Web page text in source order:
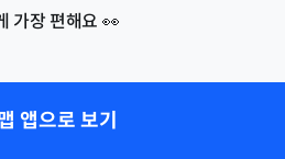
가장 편해요 👀
앱으로 보기